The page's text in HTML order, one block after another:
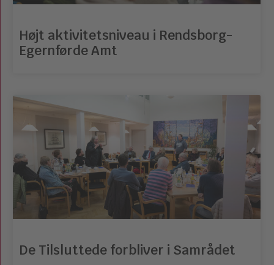
Højt aktivitetsniveau i Rendsborg-
Egernførde Amt
De Tilsluttede forbliver i Samrådet